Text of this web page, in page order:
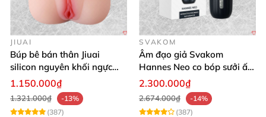
JIUAI
Búp bê bán thân Jiuai
silicon nguyên khối ngực
âm đạo thật
1.150.000₫
1.321.000₫
-13%
(387)
SVAKOM
Âm đạo giả Svakom
Hannes Neo co bóp sưởi ấm
app điều khiển tiện lợi
2.300.000₫
2.674.000₫
-14%
(387)